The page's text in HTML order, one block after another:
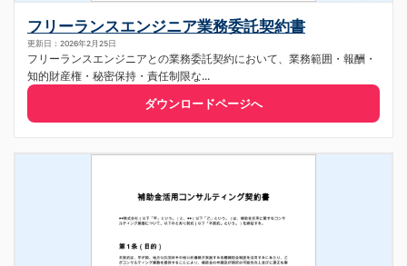
フリーランスエンジニア業務委託契約書
更新日：2026年2月25日
フリーランスエンジニアとの業務委託契約において、業務範囲・報酬・
知的財産権・秘密保持・責任制限な...
ダウンロードページへ